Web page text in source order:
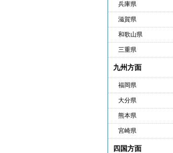
兵庫県
滋賀県
和歌山県
三重県
九州方面
福岡県
大分県
熊本県
宮崎県
四国方面